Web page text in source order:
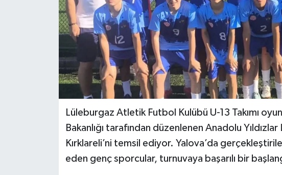
Lüleburgaz Atletik Futbol Kulübü U-13 Takımı
Bakanlığı tarafından düzenlenen Anadolu
Kırklareli’ni temsil ediyor. Yalova’da
eden genç sporcular, turnuvaya başarılı bir